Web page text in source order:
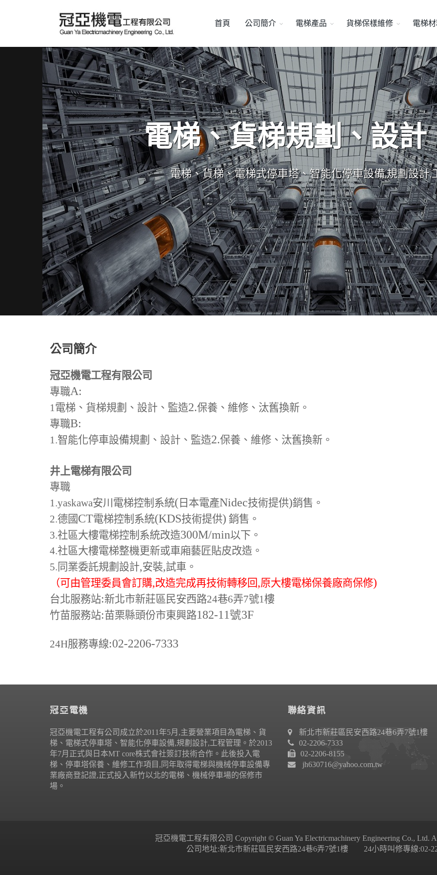
首頁 公司簡介 電梯產品 貨梯保樣維修 電梯
電梯、貨梯規劃、設計
電梯、貨梯、電梯式停車塔、智能化停車設備,規劃設計,
公司簡介
冠亞機電工程有限公司
專職A:
1電梯、貨梯規劃、設計、監造2.保養、維修、汰舊換新。
專職B:
1.智能化停車設備規劃、設計、監造2.保養、維修、汰舊換新。
井上電梯有限公司
專職
1.yaskawa安川電梯控制系統( 日本電產Nidec技術提供)銷售。
2.德國 CT電梯控制系統(KDS技術提供) 銷售。
3.社區大樓電梯控制系統改造300M/min以下。
4.社區大樓電梯整機更新或車廂藝匠貼皮改造。
5. 同業委託規劃設計,安裝,試車。
（可由管理委員會訂購,改造完成再技術轉移回,原大樓電梯保養廠商保修)
台北服務站:新北市新莊區民安西路24巷6弄7號1樓
竹苗服務站:苗栗縣頭份市東興路182-11號3F
24H服務專線:02-2206-7333
冠亞電機
冠亞機電工程有公司成立於2011年5月,主要營業項目為電梯、貨
梯、電梯式停車塔、智能化停車設備,規劃設計,工程管理。於2013
年7月正式與日本MT core株式會社簽訂技術合作。此後投入電
梯、停車塔保養、維修工作項目,同年取得電梯與機械停車設備專
業廠商登記證,正式投入新竹以北的電梯、機械停車場的保修市
場。
聯絡資訊
新北市新莊區民安西路24巷6弄7號1樓
02-2206-7333
02-2206-8155
jh630716@yahoo.com.tw
冠亞機電工程有限公司 Copyright © Guan Ya Electricmachinery Engineering Co., Ltd.
公司地址:新北市新莊區民安西路24巷6弄7號1樓 24小時叫修專線:02-